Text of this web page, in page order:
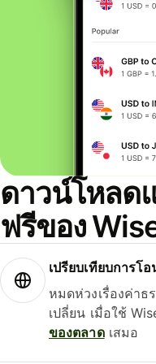
ดาวน์โหลด
ฟรีของ
เปรียบเทียบการโ
หมดห่วงเรื่องค่าธ
เปลี่ยน เมื่อใช้
ของตลาดเสมอ